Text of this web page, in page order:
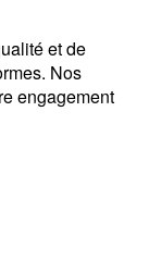
et de
Nos
engagement